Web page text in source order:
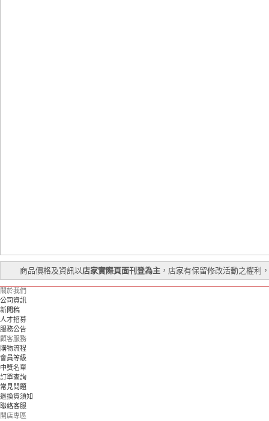
商品價格及資訊以店家實際頁面刊登為主 ，店家有保留修改活動之權利
關於我們
公司資訊
新聞稿
人才招募
服務公告
顧客服務
購物流程
會員等級
中獎名單
訂單查詢
常見問題
退換貨須知
聯絡客服
開店專區